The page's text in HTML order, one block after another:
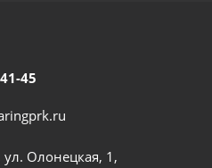
45
ул. Олонецкая, 1,